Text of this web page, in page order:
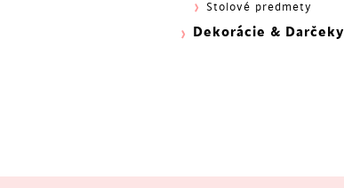
Stolové predmety
Dekorácie & Darčeky